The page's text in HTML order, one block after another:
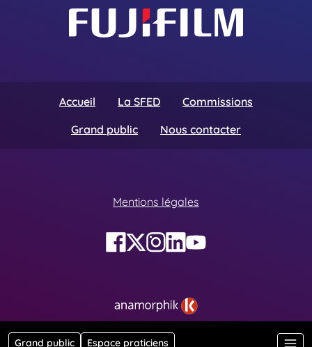
Grand public Espace praticiens
Accueil La SFED
Commissions
Grand public
Nous contacter
Mentions légales